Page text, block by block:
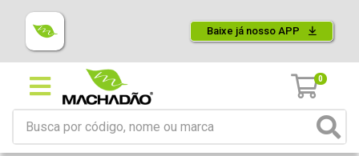
Baixe já nosso APP
0